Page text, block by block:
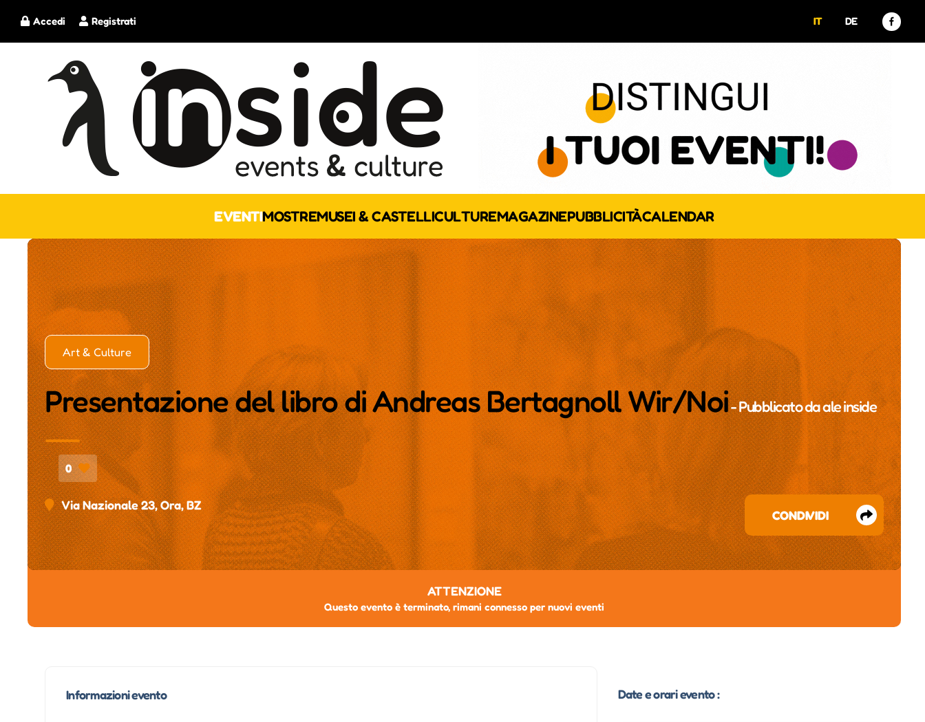
Registrati
Accedi IT DE
EVENTIMOSTREMUSEI & CASTELLICULTUREMAGAZINEPUBBLICITÀCALENDAR
Art & Culture
Presentazione del libro di Andreas Bertagnoll Wir/Noi- Pubblicato daale inside
0
Via Nazionale 23, Ora, BZ
CONDIVIDI
ATTENZIONE
Questo evento è terminato, rimani connesso per nuovi eventi
Informazioni evento Date e orari evento :